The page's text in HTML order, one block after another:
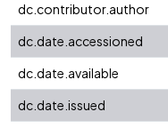
dc.contributor.author
dc.date.accessioned
dc.date.available
dc.date.issued